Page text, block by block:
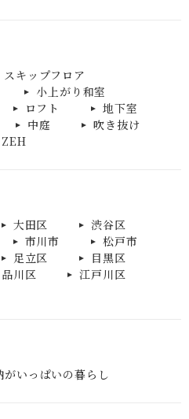
スキップフロア
小上がり和室
ロフト
地下室
中庭
吹き抜け
ZEH
大田区
渋谷区
市川市
松戸市
足立区
目黒区
品川区
江戸川区
がいっぱいの暮らし